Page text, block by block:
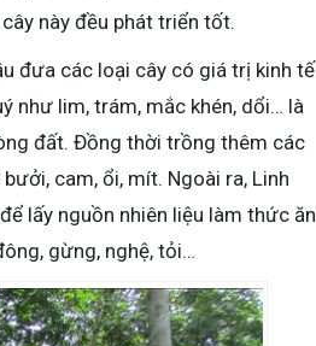
này đều phát triển tốt.
đưa các loại cây có giá trị kinh tế
như lim, trám, mắc khén, dổi… là
đất. Đồng thời trồng thêm các
cam, ổi, mít. Ngoài ra, Linh
lấy nguồn nhiên liệu làm thức ăn
gừng, nghệ, tỏi…